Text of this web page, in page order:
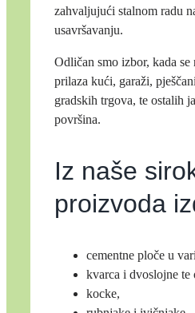
zahvaljujući stalnom radu
usavršavanju.
Odličan smo izbor, kada
prilaza kući, garaži,
gradskih trgova, te ostalih
površina.
Iz naše
proizvoda
cementne ploče u
kvarca i dvoslojne te
kocke,